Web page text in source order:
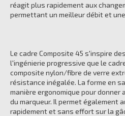
réagit plus rapidement aux
permettant un meilleur débit et
Le cadre Composite 45 s'inspire
l'ingénierie progressive que le
composite nylon/fibre de verre
résistance inégalée. La forme en
manière ergonomique pour
du marqueur. Il permet également
rapidement et sans effort sur la